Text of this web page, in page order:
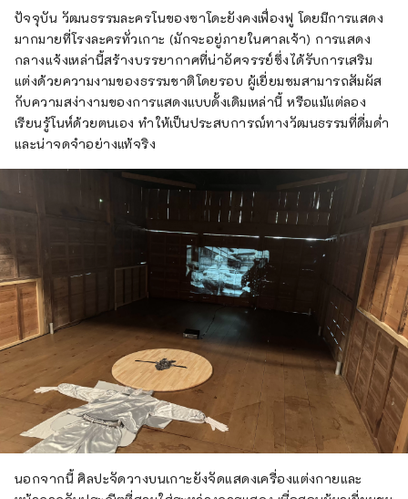
ปัจจุบัน วัฒนธรรมละครโนของซาโดะยังคงเฟื่องฟู โดยมีการแสดง
มากมายที่โรงละครทั่วเกาะ (มักจะอยู่ภายในศาลเจ้า) การแสดง
กลางแจ้งเหล่านี้สร้างบรรยากาศที่น่าอัศจรรย์ซึ่งได้รับการเสริม
แต่งด้วยความงามของธรรมชาติโดยรอบ ผู้เยี่ยมชมสามารถสัมผัส
กับความสง่างามของการแสดงแบบดั้งเดิมเหล่านี้ หรือแม้แต่ลอง
เรียนรู้โนห์ด้วยตนเอง ทำให้เป็นประสบการณ์ทางวัฒนธรรมที่ดื่มด่ำ
และน่าจดจำอย่างแท้จริง
นอกจากนี้ ศิลปะจัดวางบนเกาะยังจัดแสดงเครื่องแต่งกายและ